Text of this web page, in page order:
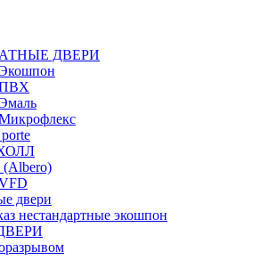
ДВЕРИ
ПВХ
(Albero)
двери
нестандартные экошпон